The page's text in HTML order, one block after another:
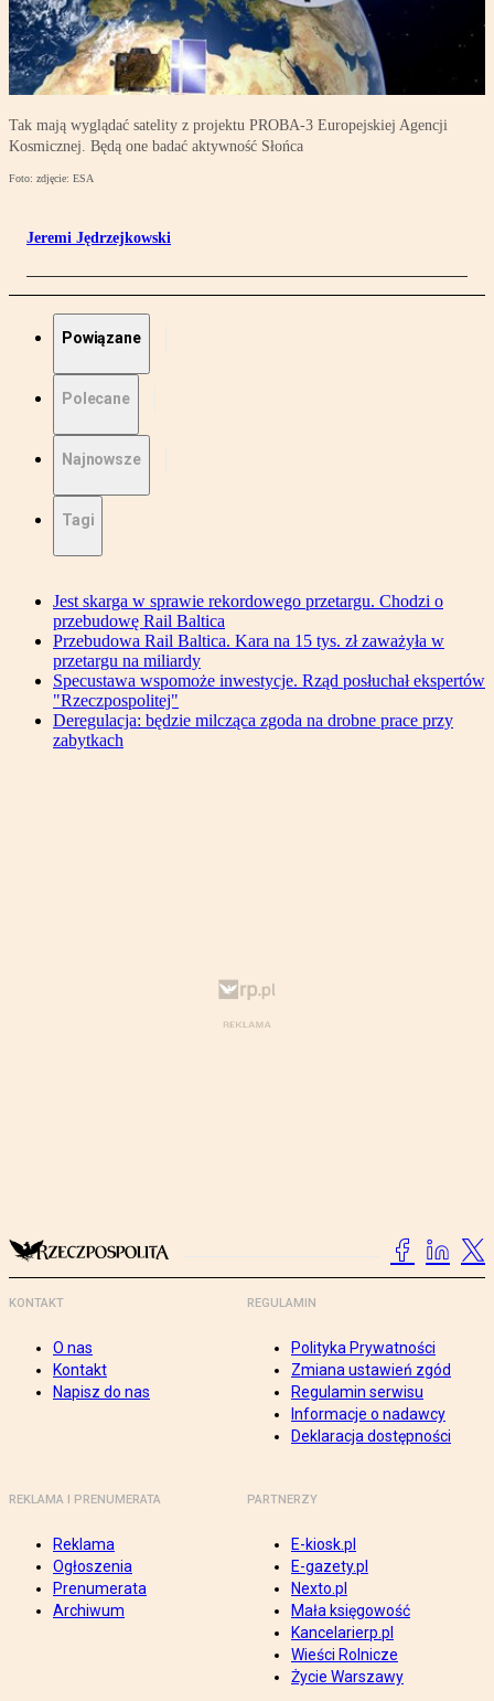
Tak mają wyglądać satelity z projektu PROBA-3 Europejskiej Agencji
Kosmicznej. Będą one badać aktywność Słońca
Foto: zdjęcie: ESA
Jeremi Jędrzejkowski
Powiązane
Polecane
Najnowsze
Tagi
Jest skarga w sprawie rekordowego przetargu. Chodzi o
przebudowę Rail Baltica
Przebudowa Rail Baltica. Kara na 15 tys. zł zaważyła w
przetargu na miliardy
Specustawa wspomoże inwestycje. Rząd posłuchał ekspertów
"Rzeczpospolitej"
Deregulacja: będzie milcząca zgoda na drobne prace przy
zabytkach
KONTAKT
O nas
Kontakt
Napisz do nas
REGULAMIN
Polityka Prywatności
Zmiana ustawień zgód
Regulamin serwisu
Informacje o nadawcy
Deklaracja dostępności
REKLAMA I PRENUMERATA
Reklama
Ogłoszenia
Prenumerata
Archiwum
PARTNERZY
E-kiosk.pl
E-gazety.pl
Nexto.pl
Mała księgowość
Kancelarierp.pl
Wieści Rolnicze
Życie Warszawy